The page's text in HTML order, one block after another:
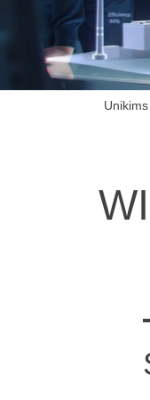
Planung des
Organisation,
Betriebswirtschaft
Wind EnergyUnikims